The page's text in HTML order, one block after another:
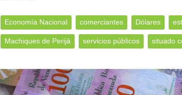
Economía Nacional comerciantes Dólares
Machiques de Perijá servicios públicos situado